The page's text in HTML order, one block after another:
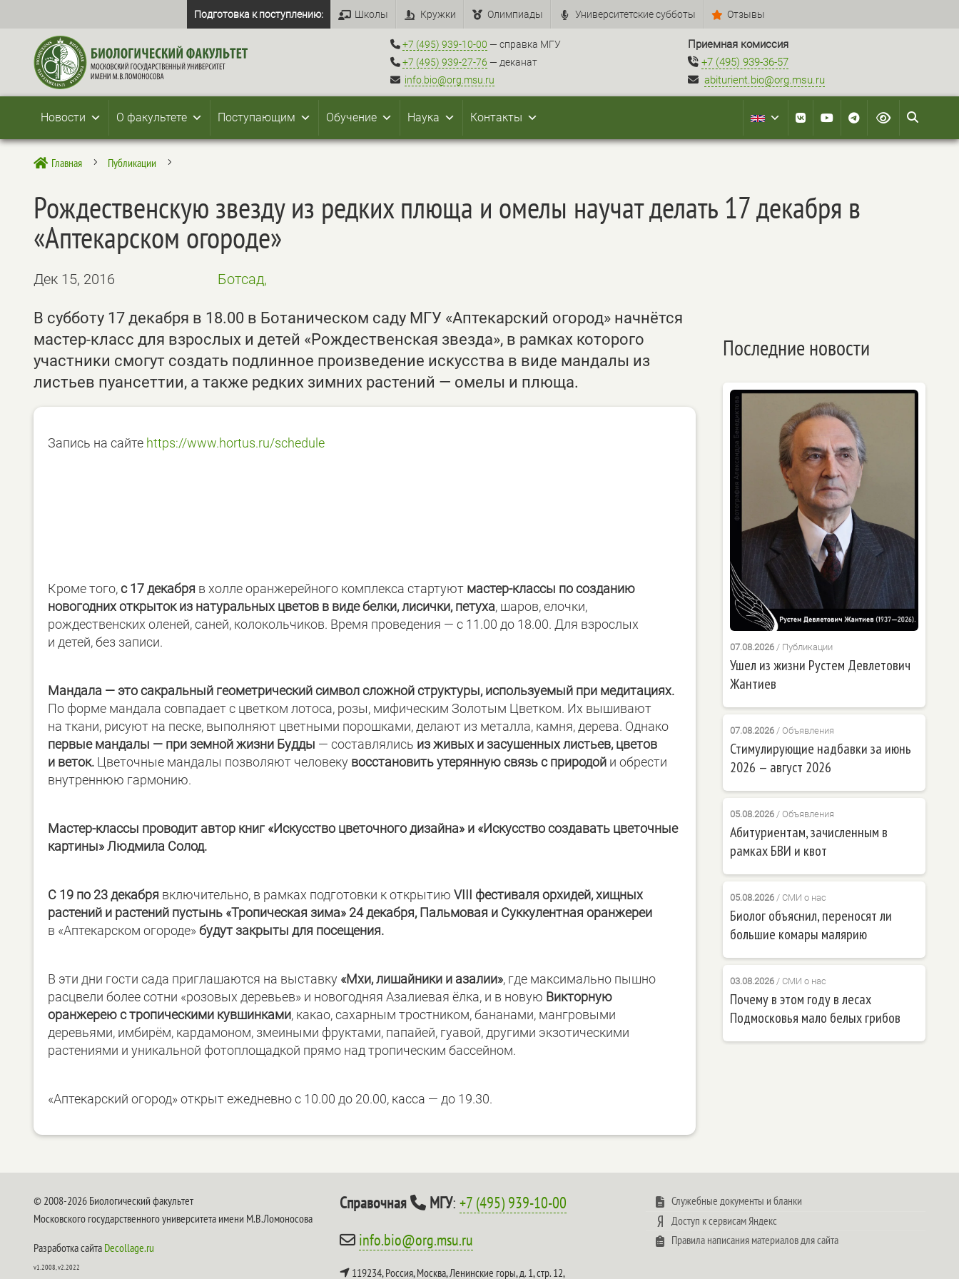
Подготовка к поступлению: Школы Кружки Олимпиады Университетские субботы Отзывы
+7 (495) 939-10-00 — справка МГУ
+7 (495) 939-27-76 — деканат
info.bio@org.msu.ru
Приемная комиссия
+7 (495) 939-36-57
abiturient.bio@org.msu.ru
Новости О факультете Поступающим Обучение Наука Контакты
 Главная 5 Публикации 5
Рождественскую звезду из редких плюща и омелы научат делать 17 декабря в
«Аптекарском огороде»
Дек 15, 2016 Ботсад,
В субботу 17 декабря в 18.00 в Ботаническом саду МГУ «Аптекарский огород» начнётся
мастер-класс для взрослых и детей «Рождественская звезда», в рамках которого
участники смогут создать подлинное произведение искусства в виде мандалы из
листьев пуансеттии, а также редких зимних растений — омелы и плюща.
Запись на сайте https://www.hortus.ru/schedule
Кроме того,с 17 декабря в холле оранжерейного комплекса стартуют мастер-классы по созданию
новогодних открыток из натуральных цветов в видебелки, лисички, петуха, шаров, елочки,
рождественских оленей, саней, колокольчиков. Время проведения — с 11.00 до 18.00. Для взрослых
и детей, без записи.
Мандала — это сакральный геометрический символ сложной структуры, используемый при медитациях.
По форме мандала совпадает с цветком лотоса, розы, мифическим Золотым Цветком. Их вышивают
на ткани, рисуют на песке, выполняют цветными порошками, делают из металла, камня, дерева. Однако
первые мандалы — при земной жизни Будды — составлялись из живых и засушенных листьев, цветов
и веток. Цветочные мандалы позволяют человеку восстановить утерянную связь с природой и обрести
внутреннюю гармонию.
Мастер-классы проводит автор книг «Искусство цветочного дизайна» и «Искусство создавать цветочные
картины» Людмила Солод.
С 19 по 23 декабря включительно, в рамках подготовки к открытию VIII фестиваля орхидей, хищных
растений и растений пустынь «Тропическая зима» 24 декабря, Пальмовая и Суккулентная оранжереи
в «Аптекарском огороде»будут закрыты для посещения.
В эти дни гости сада приглашаются на выставку «Мхи, лишайники и азалии», где максимально пышно
расцвели более сотни «розовых деревьев» и новогодняя Азалиевая ёлка, и в новую Викторную
оранжерею с тропическими кувшинками, какао, сахарным тростником, бананами, мангровыми
деревьями, имбирём, кардамоном, змеиными фруктами, папайей, гуавой, другими экзотическими
растениями и уникальной фотоплощадкой прямо над тропическим бассейном.
«Аптекарский огород» открыт ежедневно с 10.00 до 20.00, касса — до 19.30.
Последние новости
07.08.2026/ Публикации
Ушел из жизни Рустем Девлетович
Жантиев
07.08.2026/ Объявления
Стимулирующие надбавки за июнь
2026 — август 2026
05.08.2026/ Объявления
Абитуриентам, зачисленным в
рамках БВИ и квот
05.08.2026/ СМИ о нас
Биолог объяснил, переносят ли
большие комары малярию
03.08.2026/ СМИ о нас
Почему в этом году в лесах
Подмосковья мало белых грибов
© 2008-2026 Биологический факультет
Московского государственного университета имени М.В.Ломоносова
Разработка сайта Decollage.ru
v1.2008, v2.2022
Справочная МГУ:+7 (495) 939-10-00
info.bio@org.msu.ru
119234, Россия, Москва, Ленинские горы, д. 1, стр. 12,
Служебные документы и бланки
Доступ к сервисам Яндекс
Правила написания материалов для сайта